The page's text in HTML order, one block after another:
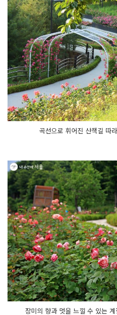
곡선으로 휘어진 산책길 따
장미의 향과 멋을 느낄 수 있는